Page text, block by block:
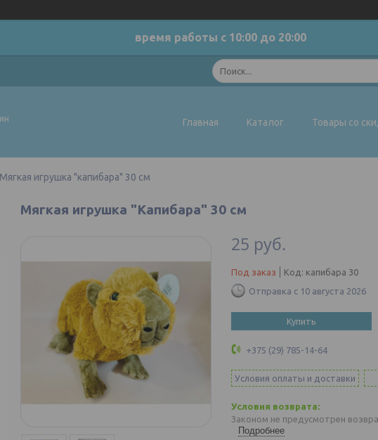
время работы с 10:00 до 20:00
Главная Каталог Товары со
Мягкая игрушка "капибара" 30 см
Мягкая игрушка "Капибара" 30 см
25 руб.
Под заказ Код: капибара 30
Отправка с 10 августа 2026
Купить
+375 (29) 785-14-64
Условия оплаты и доставки
Законом не предусмотрен
Подробнее